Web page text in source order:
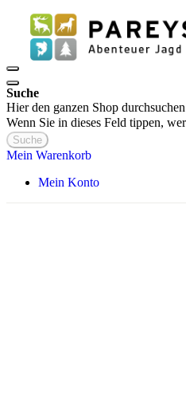
Suche
Hier den ganzen Shop durchsuchen
Wenn Sie in dieses Feld tippen,
Suche
Mein Warenkorb
Mein Konto